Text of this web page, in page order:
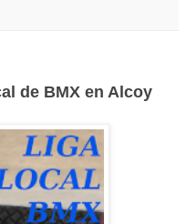
de BMX en Alcoy